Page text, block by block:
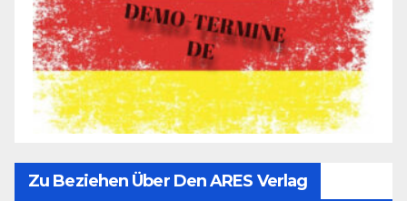
Zu Beziehen Über Den ARES Verlag